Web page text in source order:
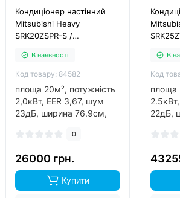
Кондиціонер настінний
Mitsubishi Heavy
SRK20ZSPR-S /
В наявності
Код товару: 84582
площа 20м², потужність
2,0кВт, EER 3,67, шум
23дБ, ширина 76.9см,
thailand, інвертор так,
0
26000 грн.
Купити
В
Код
площа
22дБ,